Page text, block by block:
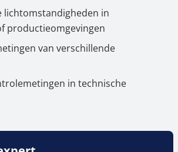
lichtomstandigheden in
productieomgevingen
van verschillende
in technische